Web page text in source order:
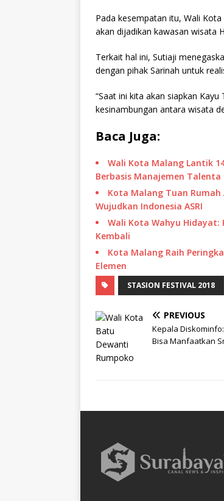
Pada kesempatan itu, Wali
akan dijadikan kawasan wisata
Terkait hal ini, Sutiaji
dengan pihak Sarinah untuk
“Saat ini kita akan siapkan
kesinambungan antara wisata
Baca Juga:
Wali Kota Malang Lantik
Berbasis Manajemen Talenta
Kota Malang Tuan Rumah
Wujudkan Indonesia ASRI
Wali Kota Wahyu Hidayat:
Kembali
Kota Malang Raih
Elemen
STASION FESTIVAL 2018
PREVIOUS
Kepala
Bisa Manfaatkan